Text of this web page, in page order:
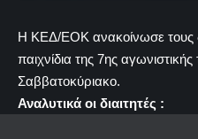
H KEΔ/ΕΟΚ ανακοίνωσε τους
παιχνίδια της 7ης
Σαββατοκύριακο.
Αναλυτικά οι διαιτητές :